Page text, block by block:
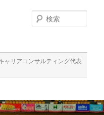
ャリアコンサルティング代表
索